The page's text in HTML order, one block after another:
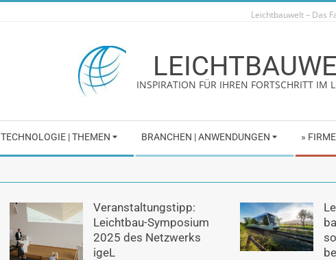
Leichtbauwelt – Das
INSPIRATION FÜR IHREN FORTSCHRITT IM
TECHNOLOGIE | THEMEN BRANCHEN | ANWENDUNGEN »
Veranstaltungstipp:
Leichtbau-Symposium
2025 des Netzwerks
igeL